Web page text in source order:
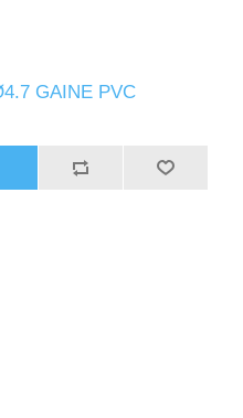
GAINE PVC